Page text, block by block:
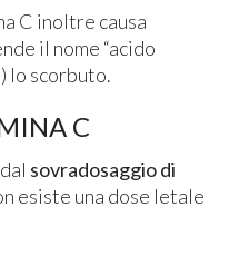
C inoltre causa
il nome “acido
lo scorbuto.
C
sovradosaggio di
esiste una dose letale